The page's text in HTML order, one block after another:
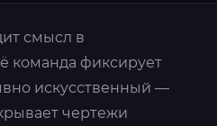
смысл в
команда фиксирует
искусственный —
чертежи